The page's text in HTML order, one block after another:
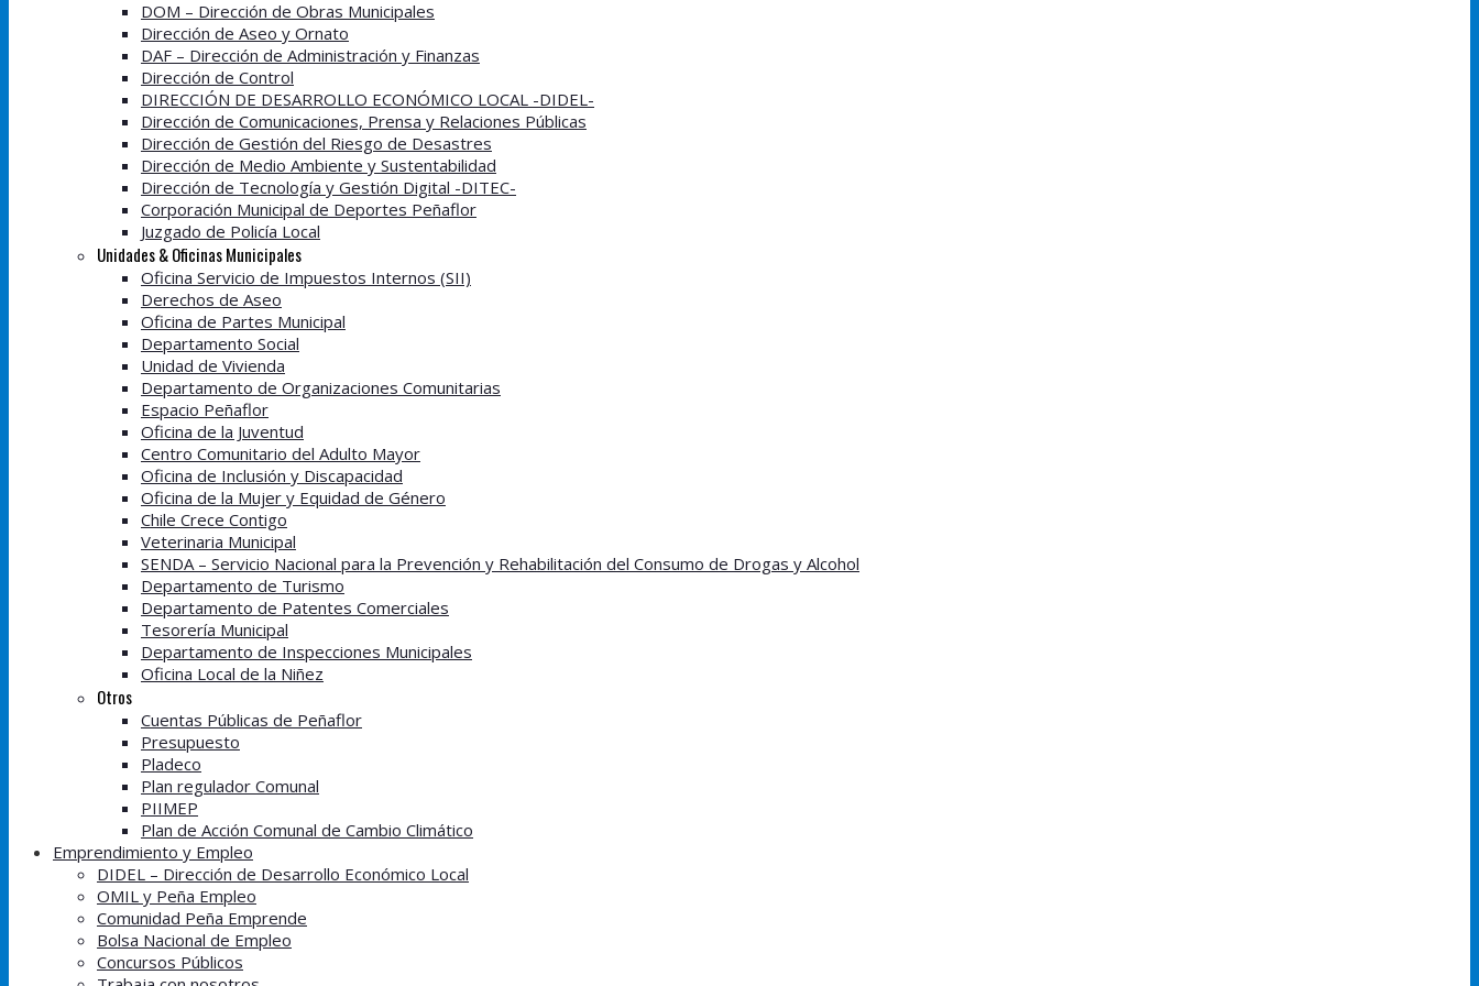
DOM – Dirección de Obras Municipales
Dirección de Aseo y Ornato
DAF – Dirección de Administración y Finanzas
Dirección de Control
DIRECCIÓN DE DESARROLLO ECONÓMICO LOCAL -DIDEL-
Dirección de Comunicaciones, Prensa y Relaciones Públicas
Dirección de Gestión del Riesgo de Desastres
Dirección de Medio Ambiente y Sustentabilidad
Dirección de Tecnología y Gestión Digital -DITEC-
Corporación Municipal de Deportes Peñaflor
Juzgado de Policía Local
Unidades & Oficinas Municipales
Oficina Servicio de Impuestos Internos (SII)
Derechos de Aseo
Oficina de Partes Municipal
Departamento Social
Unidad de Vivienda
Departamento de Organizaciones Comunitarias
Espacio Peñaflor
Oficina de la Juventud
Centro Comunitario del Adulto Mayor
Oficina de Inclusión y Discapacidad
Oficina de la Mujer y Equidad de Género
Chile Crece Contigo
Veterinaria Municipal
SENDA – Servicio Nacional para la Prevención y Rehabilitación del Consumo de Drogas y Alcohol
Departamento de Turismo
Departamento de Patentes Comerciales
Tesorería Municipal
Departamento de Inspecciones Municipales
Oficina Local de la Niñez
Otros
Cuentas Públicas de Peñaflor
Presupuesto
Pladeco
Plan regulador Comunal
PIIMEP
Plan de Acción Comunal de Cambio Climático
Emprendimiento y Empleo
DIDEL – Dirección de Desarrollo Económico Local
OMIL y Peña Empleo
Comunidad Peña Emprende
Bolsa Nacional de Empleo
Concursos Públicos